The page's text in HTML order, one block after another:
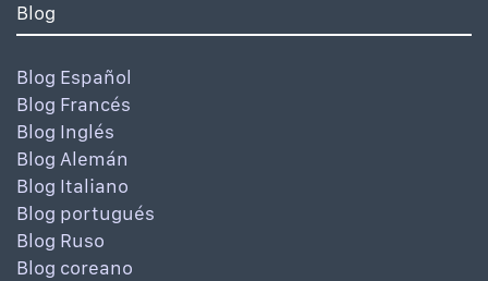
Blog
Blog Español
Blog Francés
Blog Inglés
Blog Alemán
Blog Italiano
Blog portugués
Blog Ruso
Blog coreano